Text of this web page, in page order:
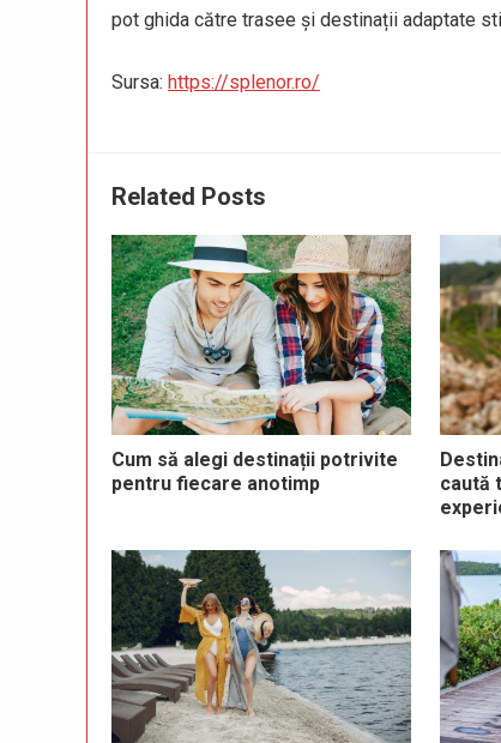
pot ghida către trasee și destinații adaptate
Sursa: https://splenor.ro/
Related Posts
Cum să alegi destinații potrivite
pentru fiecare anotimp
caută